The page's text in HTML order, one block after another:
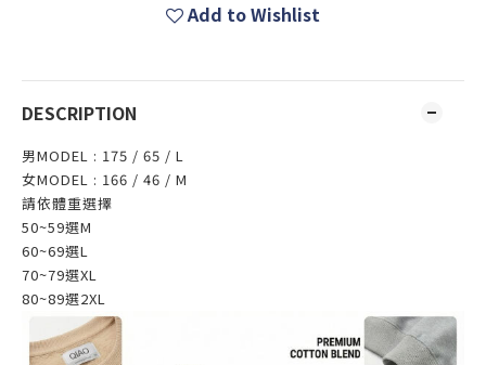
Add to Wishlist
DESCRIPTION
男MODEL : 175 / 65 / L
女MODEL : 166 / 46 / M
請依體重選擇
50~59選M
60~69選L
70~79選XL
80~89選2XL